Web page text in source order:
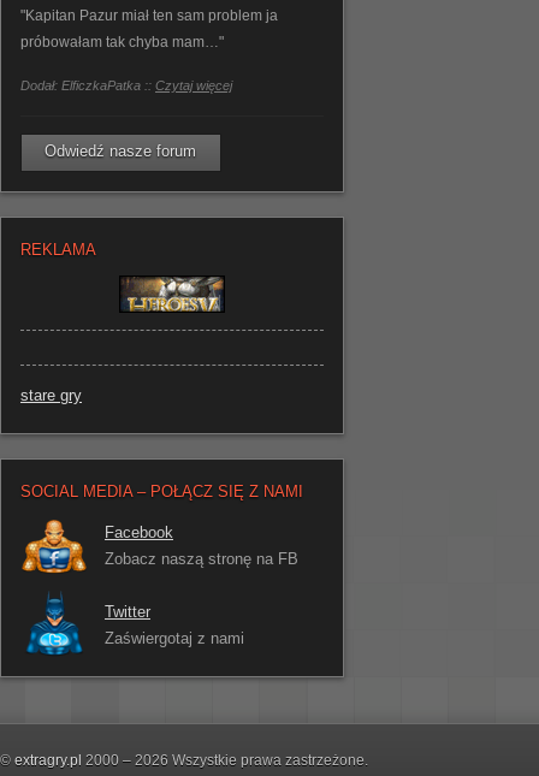
"Kapitan Pazur miał ten sam problem ja
próbowałam tak chyba mam…"
Dodał: ElficzkaPatka :: Czytaj więcej
Odwiedź nasze forum
REKLAMA
stare gry
SOCIAL MEDIA – POŁĄCZ SIĘ Z NAMI
Facebook
Zobacz naszą stronę na FB
Twitter
Zaświergotaj z nami
© extragry.pl 2000 – 2026 Wszystkie prawa zastrzeżone.